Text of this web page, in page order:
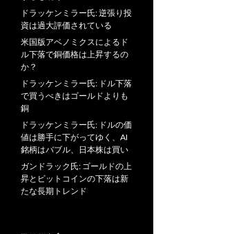
ドラッケンミラー氏: 逆張り投
資は過大評価されている
米国版アベノミクスによるド
ル下落で銅価格は上昇するの
か？
ドラッケンミラー氏: ドル下落
で買うべきはゴールドよりも
銅
ドラッケンミラー氏: ドルの価
値は勝手に下がってゆく、AI
銘柄はバブル、日本株は買い
ガンドラック氏: ゴールドの上
昇とビットコインの下落は新
たな長期トレンド